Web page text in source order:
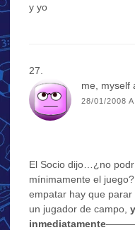
y yo
me, myself
28/01/2008
El Socio dijo…¿no
mínimamente el
empatar hay que
un jugador de campo,
inmediatamente